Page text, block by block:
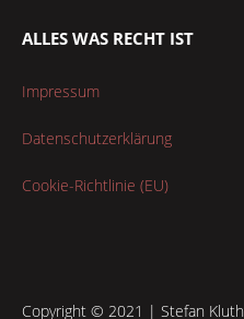
ALLES WAS RECHT IST
Impressum
Datenschutzerklärung
Cookie-Richtlinie (EU)
Copyright © 2021 | Stefan Kluth